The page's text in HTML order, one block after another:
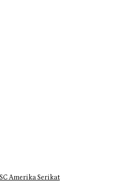
Amerika Serikat